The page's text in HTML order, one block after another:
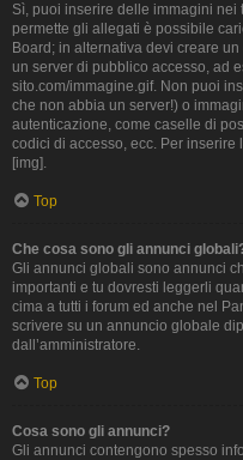
Sì, puoi inserire delle immagini nei
permette gli allegati è possibile
Board; in alternativa devi creare
un server di pubblico accesso, ad
sito.com/immagine.gif. Non puoi
che non abbia un server!) o
autenticazione, come caselle di
codici di accesso, ecc. Per inserire
[img].
Top
Che cosa sono gli annunci
Gli annunci globali sono annunci
importanti e tu dovresti leggerli
cima a tutti i forum ed anche nel
scrivere su un annuncio globale
dall’amministratore.
Top
Cosa sono gli annunci?
Gli annunci contengono spesso